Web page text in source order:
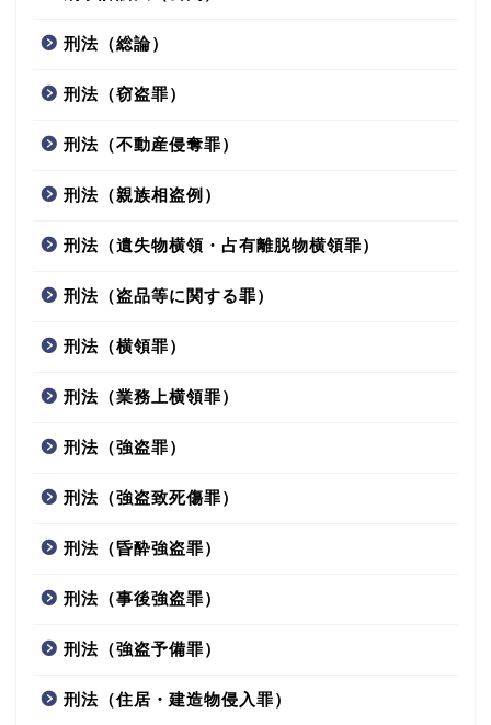
刑法（総論）
刑法（窃盗罪）
刑法（不動産侵奪罪）
刑法（親族相盗例）
刑法（遺失物横領・占有離脱物横領罪）
刑法（盗品等に関する罪）
刑法（横領罪）
刑法（業務上横領罪）
刑法（強盗罪）
刑法（強盗致死傷罪）
刑法（昏酔強盗罪）
刑法（事後強盗罪）
刑法（強盗予備罪）
刑法（住居・建造物侵入罪）